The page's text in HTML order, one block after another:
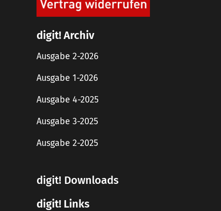
digit! Archiv
Ausgabe 2-2026
Ausgabe 1-2026
Ausgabe 4-2025
Ausgabe 3-2025
Ausgabe 2-2025
digit! Downloads
digit! Links